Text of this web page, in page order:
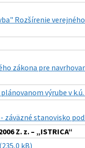
Rozšírenie
zákona pre
výrube v
záväzné stanovisko
Z. z. – „ISTRICA“
kB)